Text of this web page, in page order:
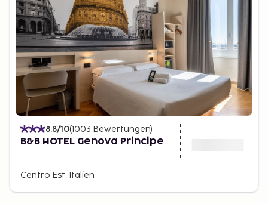
8.8/10(1003 Bewertungen)
B&B HOTEL Genova Principe
Centro Est, Italien